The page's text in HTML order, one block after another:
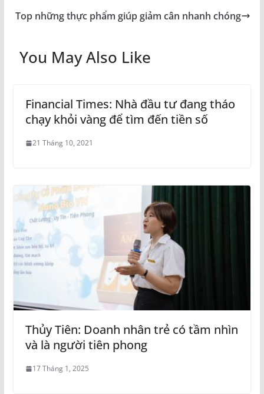
Top những thực phẩm giúp giảm cân nhanh chóng
You May Also Like
Financial Times: Nhà đầu tư đang tháo
chạy khỏi vàng để tìm đến tiền số
21 Tháng 10, 2021
Thủy Tiên: Doanh nhân trẻ có tầm nhìn
và là người tiên phong
17 Tháng 1, 2025